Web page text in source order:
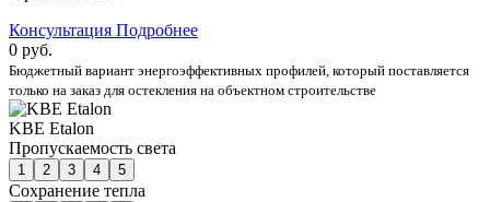
Консультация Подробнее
0 руб.
Бюджетный вариант энергоэффективных профилей, который поставляется
только на заказ для остекления на объектном строительстве
KBE Etalon
Пропускаемость света
1 2 3 4 5
Сохранение тепла